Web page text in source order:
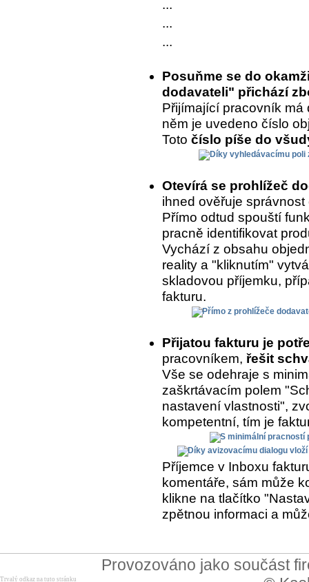
...
...
...
Posuňme se do
dodavateli" přichází
Přijímající pracovník
něm je uvedeno číslo
Toto číslo píše do
Otevírá se prohlížeč
ihned ověřuje správnost
Přímo odtud spouští
pracně identifikovat
Vychází z obsahu
reality a "kliknutím"
skladovou příjemku,
fakturu.
Přijatou fakturu je
pracovníkem, řešit
Vše se odehraje s
zaškrtávacím polem
nastavení vlastnosti",
kompetentní, tím je
Příjemce v Inboxu
komentáře, sám může
klikne na tlačítko
zpětnou informaci a
Provozováno jako součást
Trvalý odkaz na tuto stránku